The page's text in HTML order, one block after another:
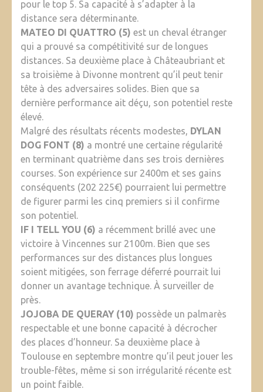
pour le top 5. Sa capacité à s’adapter à la
distance sera déterminante.
MATEO DI QUATTRO (5) est un cheval étranger
qui a prouvé sa compétitivité sur de longues
distances. Sa deuxième place à Châteaubriant et
sa troisième à Divonne montrent qu’il peut tenir
tête à des adversaires solides. Bien que sa
dernière performance ait déçu, son potentiel reste
élevé.
Malgré des résultats récents modestes, DYLAN
DOG FONT (8) a montré une certaine régularité
en terminant quatrième dans ses trois dernières
courses. Son expérience sur 2400m et ses gains
conséquents (202 225€) pourraient lui permettre
de figurer parmi les cinq premiers si il confirme
son potentiel.
IF I TELL YOU (6) a récemment brillé avec une
victoire à Vincennes sur 2100m. Bien que ses
performances sur des distances plus longues
soient mitigées, son ferrage déferré pourrait lui
donner un avantage technique. À surveiller de
près.
JOJOBA DE QUERAY (10) possède un palmarès
respectable et une bonne capacité à décrocher
des places d’honneur. Sa deuxième place à
Toulouse en septembre montre qu’il peut jouer les
trouble-fêtes, même si son irrégularité récente est
un point faible.